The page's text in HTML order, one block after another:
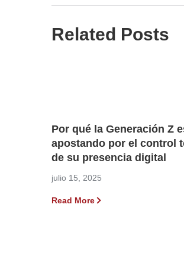
Related Posts
Por qué la Generación Z
apostando por el control
de su presencia digital
julio 15, 2025
Read More